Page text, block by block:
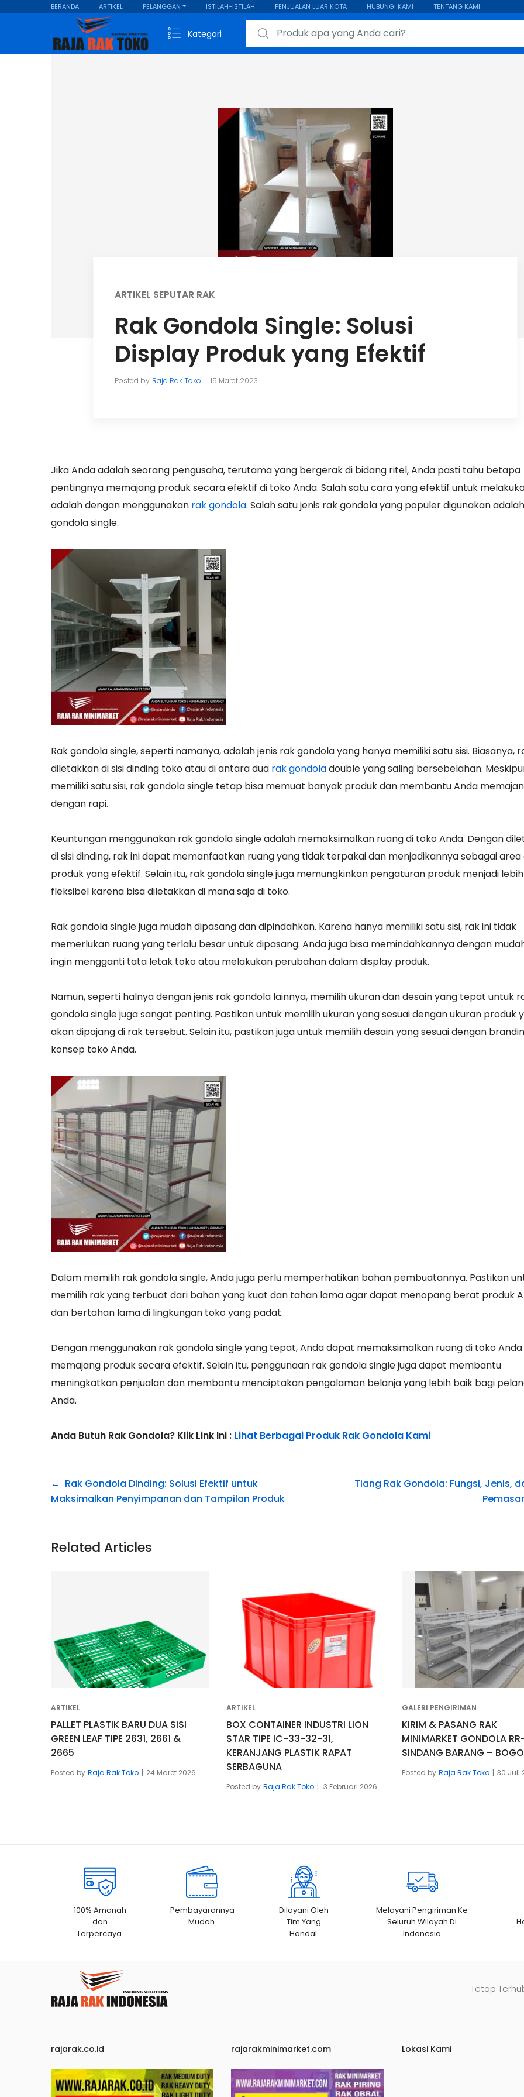
BERANDA ARTIKEL PELANGGAN ISTILAH-ISTILAH PENJUALAN LUAR KOTA HUBUNGI KAMI TENTANG KAMI
Kategori
Search for:
ARTIKEL SEPUTAR RAK
Rak Gondola Single: Solusi
Display Produk yang Efektif
Posted by Raja Rak Toko 15 Maret 2023
Jika Anda adalah seorang pengusaha, terutama yang bergerak di bidang ritel, Anda pasti tahu betapa
pentingnya memajang produk secara efektif di toko Anda. Salah satu cara yang efektif untuk
adalah dengan menggunakan rak gondola. Salah satu jenis rak gondola yang populer digunakan
gondola single.
Rak gondola single, seperti namanya, adalah jenis rak gondola yang hanya memiliki satu sisi. Biasanya,
diletakkan di sisi dinding toko atau di antara dua rak gondoladouble yang saling bersebelahan.
memiliki satu sisi, rak gondola single tetap bisa memuat banyak produk dan membantu Anda
dengan rapi.
Keuntungan menggunakan rak gondola single adalah memaksimalkan ruang di toko Anda. Dengan
di sisi dinding, rak ini dapat memanfaatkan ruang yang tidak terpakai dan menjadikannya sebagai area
produk yang efektif. Selain itu, rak gondola single juga memungkinkan pengaturan produk menjadi lebih
fleksibel karena bisa diletakkan di mana saja di toko.
Rak gondola single juga mudah dipasang dan dipindahkan. Karena hanya memiliki satu sisi, rak ini tidak
memerlukan ruang yang terlalu besar untuk dipasang. Anda juga bisa memindahkannya dengan
ingin mengganti tata letak toko atau melakukan perubahan dalam display produk.
Namun, seperti halnya dengan jenis rak gondola lainnya, memilih ukuran dan desain yang tepat untuk
gondola single juga sangat penting. Pastikan untuk memilih ukuran yang sesuai dengan ukuran produk
akan dipajang di rak tersebut. Selain itu, pastikan juga untuk memilih desain yang sesuai dengan
konsep toko Anda.
Dalam memilih rak gondola single, Anda juga perlu memperhatikan bahan pembuatannya. Pastikan
memilih rak yang terbuat dari bahan yang kuat dan tahan lama agar dapat menopang berat produk
dan bertahan lama di lingkungan toko yang padat.
Dengan menggunakan rak gondola single yang tepat, Anda dapat memaksimalkan ruang di toko
memajang produk secara efektif. Selain itu, penggunaan rak gondola single juga dapat membantu
meningkatkan penjualan dan membantu menciptakan pengalaman belanja yang lebih baik bagi
Anda.
Anda Butuh Rak Gondola? Klik Link Ini : Lihat Berbagai Produk Rak Gondola Kami
Navigasi
pos
Rak Gondola Dinding: Solusi Efektif untuk
Maksimalkan Penyimpanan dan Tampilan Produk
Tiang Rak Gondola: Fungsi, Jenis,
Related Articles
ARTIKEL
PALLET PLASTIK BARU DUA SISI
GREEN LEAF TIPE 2631, 2661 &
2665
Posted by Raja Rak Toko 24 Maret 2026
ARTIKEL
BOX CONTAINER INDUSTRI LION
STAR TIPE IC-33-32-31,
KERANJANG PLASTIK RAPAT
SERBAGUNA
Posted by Raja Rak Toko 3 Februari 2026
GALERI PENGIRIMAN
KIRIM & PASANG RAK
MINIMARKET GONDOLA
SINDANG BARANG –
Posted by Raja Rak Toko 30 Juli
100% Amanah
dan
Terpercaya.
Pembayarannya
Mudah.
Dilayani Oleh
Tim Yang
Handal.
Melayani Pengiriman Ke
Seluruh Wilayah Di
Indonesia
Tetap
rajarak.co.id rajarakminimarket.com Lokasi Kami